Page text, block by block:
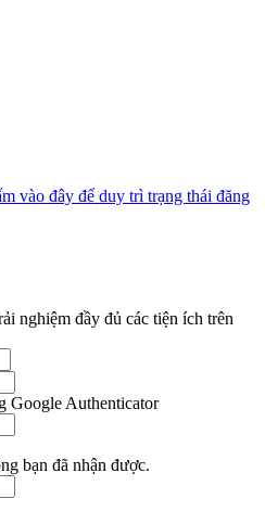
vào đây để duy trì trạng thái đăng
nghiệm đầy đủ các tiện ích trên
Google Authenticator
bạn đã nhận được.